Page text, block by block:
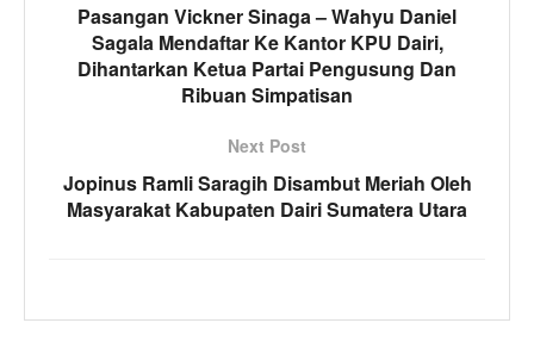
Pasangan Vickner Sinaga – Wahyu Daniel
Sagala Mendaftar Ke Kantor KPU Dairi,
Dihantarkan Ketua Partai Pengusung Dan
Ribuan Simpatisan
Next Post
Jopinus Ramli Saragih Disambut Meriah Oleh
Masyarakat Kabupaten Dairi Sumatera Utara